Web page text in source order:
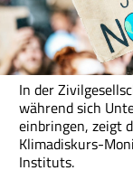
In der
während sich
einbringen, zeigt
Klimadiskurs-
Instituts.